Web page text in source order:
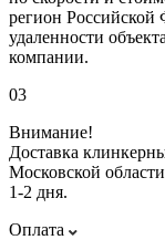
регион Российской
удаленности
компании.
03
Внимание!
Доставка
Московской
1-2 дня.
Оплата